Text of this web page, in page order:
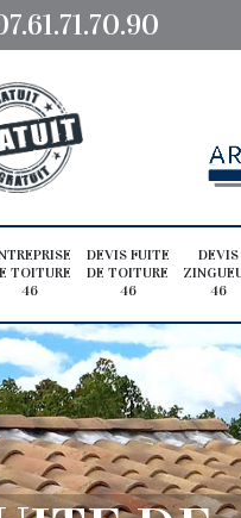
TOITURE
46
DEVIS FUITE
DE TOITURE
46
DEVIS
46